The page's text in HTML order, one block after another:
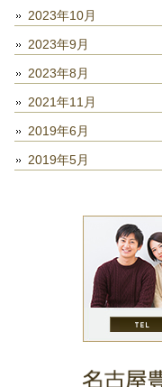
2023年10月
2023年9月
2023年8月
2021年11月
2019年6月
2019年5月